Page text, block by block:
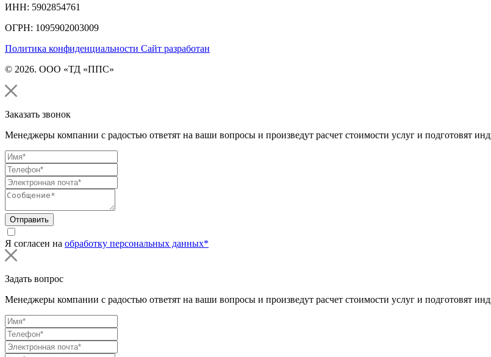
ИНН: 5902854761
ОГРН: 1095902003009
Политика конфиденциальности Сайт разработан
© 2026. ООО «ТД «ППС»
Заказать звонок
Менеджеры компании с радостью ответят на ваши вопросы и произведут расчет стоимости услуг и подготовят
Отправить
Я согласен на обработку персональных данных*
Задать вопрос
Менеджеры компании с радостью ответят на ваши вопросы и произведут расчет стоимости услуг и подготовят